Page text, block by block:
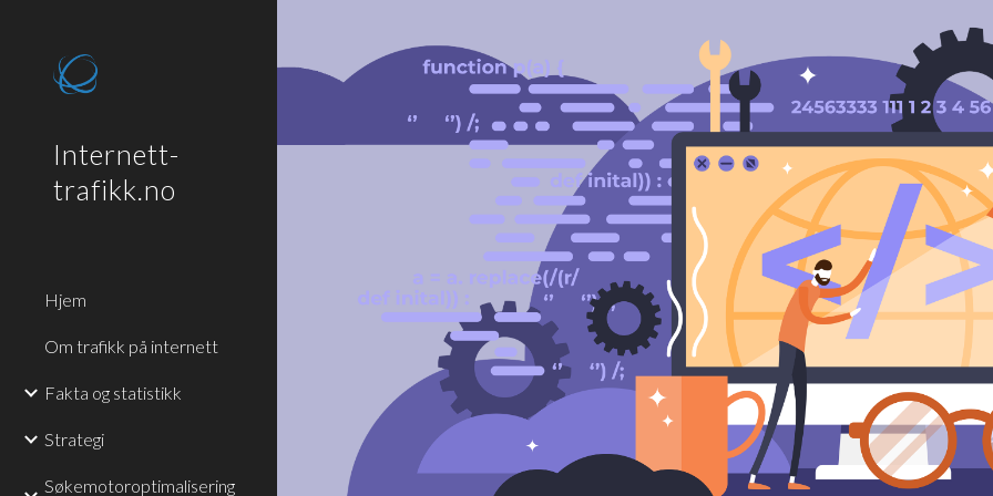
Skip to
Internett-
trafikk.no
Hjem
Om trafikk på internett
Fakta og statistikk
Strategi
Søkemotoroptimalisering